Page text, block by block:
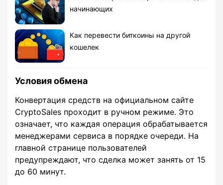
начинающих
Как перевести биткоины на другой
кошелек
Условия обмена
Конвертация средств на официальном сайте
CryptoSales проходит в ручном режиме. Это
означает, что каждая операция обрабатывается
менеджерами сервиса в порядке очереди. На
главной странице пользователей
предупреждают, что сделка может занять от 15
до 60 минут.